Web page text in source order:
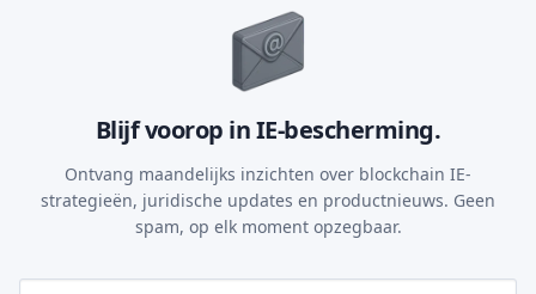
Blijf voorop in IE-bescherming.
Ontvang maandelijks inzichten over blockchain IE-
strategieën, juridische updates en productnieuws. Geen
spam, op elk moment opzegbaar.